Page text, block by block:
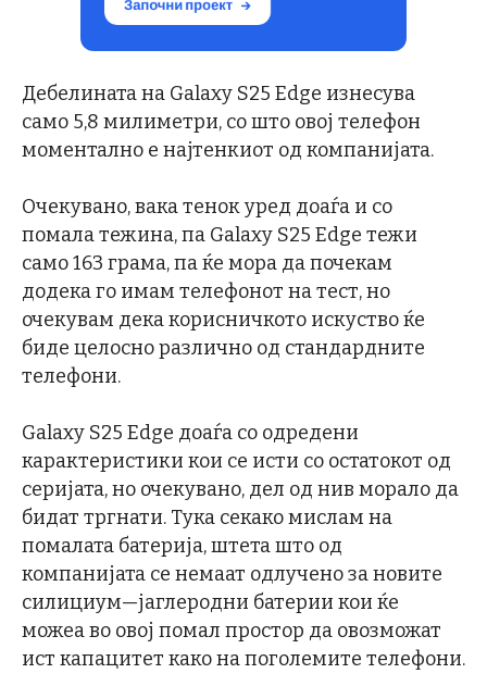
Дебелината на Galaxy S25 Edge изнесува
само 5,8 милиметри, со што овој телефон
моментално е најтенкиот од компанијата.
Очекувано, вака тенок уред доаѓа и со
помала тежина, па Galaxy S25 Edge тежи
само 163 грама, па ќе мора да почекам
додека го имам телефонот на тест, но
очекувам дека корисничкото искуство ќе
биде целосно различно од стандардните
телефони.
Galaxy S25 Edge доаѓа со одредени
карактеристики кои се исти со остатокот од
серијата, но очекувано, дел од нив морало да
бидат тргнати. Тука секако мислам на
помалата батерија, штета што од
компанијата се немаат одлучено за новите
силициум—јаглеродни батерии кои ќе
можеа во овој помал простор да овозможат
ист капацитет како на поголемите телефони.